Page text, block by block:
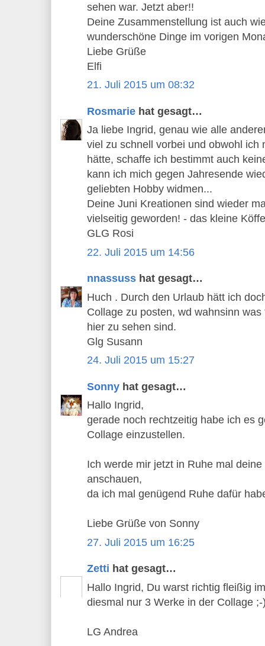
sehen war. Jetzt aber!!
Deine Zusammenstellung ist auch
wunderschöne Dinge im vorigen
Liebe Grüße
Elfi
21. Juli 2015 um 08:32
Rosmarie hat gesagt…
Ja liebe Ingrid, genau wie alle
viel zu schnell vorbei und obwohl ich
hätte, schaffe ich bestimmt auch
kann ich mich gegen Jahresende
geliebten Hobby widmen...
Deine Juni Kreationen sind wieder
vielseitig geworden! - das kleine
GLG Rosi
22. Juli 2015 um 14:56
nnassuss hat gesagt…
Huch . Durch den Urlaub hätt ich
Collage zu posten, wd wahnsinn
hier zu sehen sind.
Glg Susann
24. Juli 2015 um 15:27
Sonny hat gesagt…
Hallo Ingrid,
gerade noch rechtzeitig habe ich es
Collage einzustellen.
Ich werde mir jetzt in Ruhe mal
anschauen,
da ich mal genügend Ruhe dafür
Liebe Grüße von Sonny
27. Juli 2015 um 16:25
Zetti hat gesagt…
Hallo Ingrid, Du warst richtig fleißig
diesmal nur 3 Werke in der Collage ;-
LG Andrea